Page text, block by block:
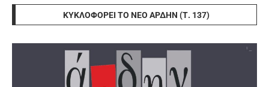
ΚΥΚΛΟΦΟΡΕΊ ΤΟ ΝΈΟ ΆΡΔΗΝ (Τ. 137)